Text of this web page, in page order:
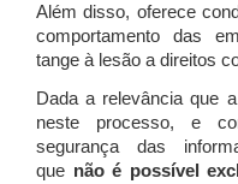
Além disso, oferece
comportamento das
tange à lesão a direitos
Dada a relevância que
neste processo, e
segurança das
que não é possível